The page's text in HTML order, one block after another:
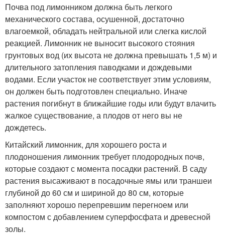
Почва под лимонником должна быть легкого
механического состава, осушенной, достаточно
влагоемкой, обладать нейтральной или слегка кислой
реакцией. Лимонник не выносит высокого стояния
грунтовых вод (их высота не должна превышать 1,5 м) и
длительного затопления паводками и дождевыми
водами. Если участок не соответствует этим условиям,
он должен быть подготовлен специально. Иначе
растения погибнут в ближайшие годы или будут влачить
жалкое существование, а плодов от него вы не
дождетесь.
Китайский лимонник, для хорошего роста и
плодоношения лимонник требует плодородных почв,
которые создают с момента посадки растений. В саду
растения высаживают в посадочные ямы или траншеи
глубиной до 60 см и шириной до 80 см, которые
заполняют хорошо перепревшим перегноем или
компостом с добавлением суперфосфата и древесной
золы.